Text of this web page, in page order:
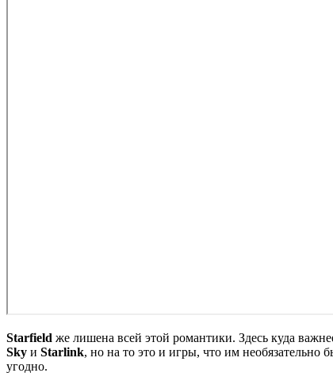
Starfield же лишена всей этой романтики. Здесь куда
Sky и Starlink, но на то это и игры, что им необязательно
угодно.